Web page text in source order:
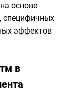
основе
специфичных
эффектов
в